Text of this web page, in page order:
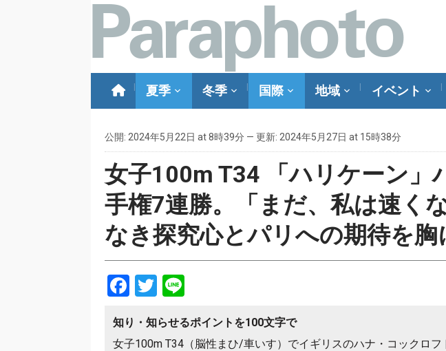
夏季 冬季 国際 地域 イベント
公開: 2024年5月22日 at 8時39分 — 更新: 2024年5月27日 at 15時38分
女子100m T34 「ハリケーン」
手権7連勝。「まだ、私は速く
なき探究心とパリへの期待を胸
Facebook
Twitter
知り・知らせるポイントを100文字で
女子100m T34（脳性まひ/車いす）でイギリスのハナ・コックロ